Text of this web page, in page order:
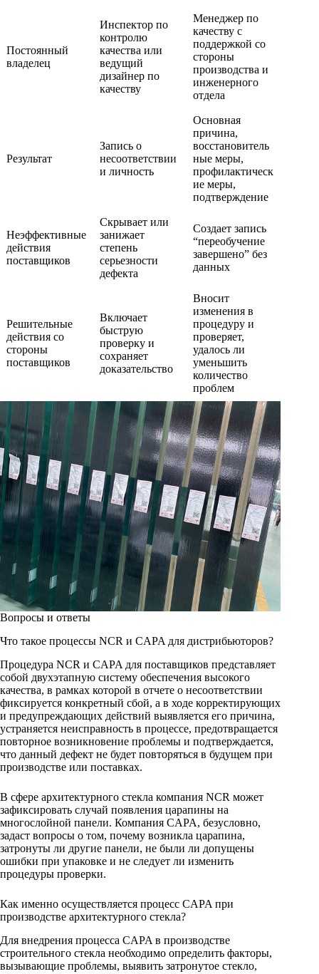
Постоянный
владелец
Инспектор по
контролю
качества или
ведущий
дизайнер по
качеству
Менеджер по
качеству с
поддержкой со
стороны
производства и
инженерного
отдела
Результат
Запись о
несоответствии
и личность
Основная
причина,
восстановитель
ные меры,
профилактическ
ие меры,
подтверждение
Неэффективные
действия
поставщиков
Скрывает или
занижает
степень
серьезности
дефекта
Создает запись
“переобучение
завершено” без
данных
Решительные
действия со
стороны
поставщиков
Включает
быструю
проверку и
сохраняет
доказательство
Вносит
изменения в
процедуру и
проверяет,
удалось ли
уменьшить
количество
проблем
Вопросы и ответы
Что такое процессы NCR и CAPA для дистрибьюторов?
Процедура NCR и CAPA для поставщиков представляет
собой двухэтапную систему обеспечения высокого
качества, в рамках которой в отчете о несоответствии
фиксируется конкретный сбой, а в ходе корректирующих
и предупреждающих действий выявляется его причина,
устраняется неисправность в процессе, предотвращается
повторное возникновение проблемы и подтверждается,
что данный дефект не будет повторяться в будущем при
производстве или поставках.
В сфере архитектурного стекла компания NCR может
зафиксировать случай появления царапины на
многослойной панели. Компания CAPA, безусловно,
задаст вопросы о том, почему возникла царапина,
затронуты ли другие панели, не были ли допущены
ошибки при упаковке и не следует ли изменить
процедуры проверки.
Как именно осуществляется процесс CAPA при
производстве архитектурного стекла?
Для внедрения процесса CAPA в производстве
строительного стекла необходимо определить факторы,
вызывающие проблемы, выявить затронутое стекло,